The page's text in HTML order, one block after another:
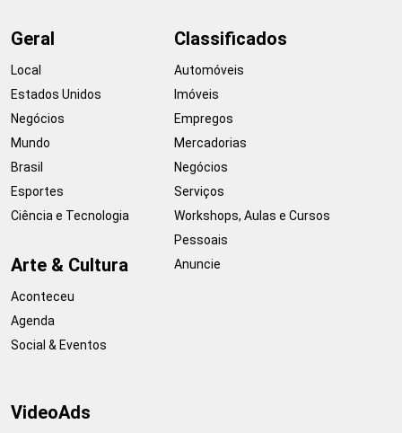
Geral
Local
Estados Unidos
Negócios
Mundo
Brasil
Esportes
Ciência e Tecnologia
Arte & Cultura
Aconteceu
Agenda
Social & Eventos
Classificados
Automóveis
Imóveis
Empregos
Mercadorias
Negócios
Serviços
Workshops, Aulas e Cursos
Pessoais
Anuncie
VideoAds